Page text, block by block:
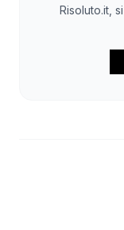
Risoluto.it,